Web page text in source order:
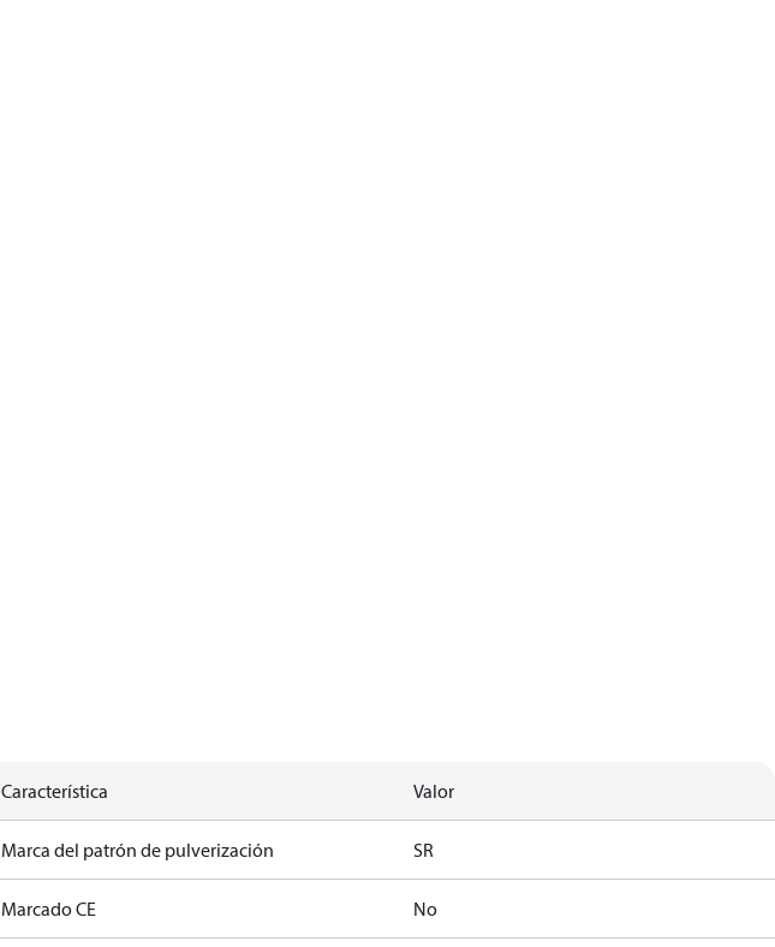
Característica Valor
Marca del patrón de pulverización SR
Marcado CE No